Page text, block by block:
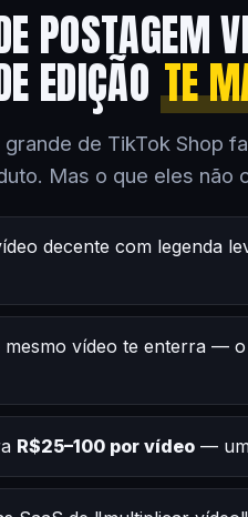
POSTAGEM
EDIÇÃO TE
de TikTok Shop
Mas o que eles não
decente com legenda
mesmo vídeo te enterra —
R$25–100 por vídeo —